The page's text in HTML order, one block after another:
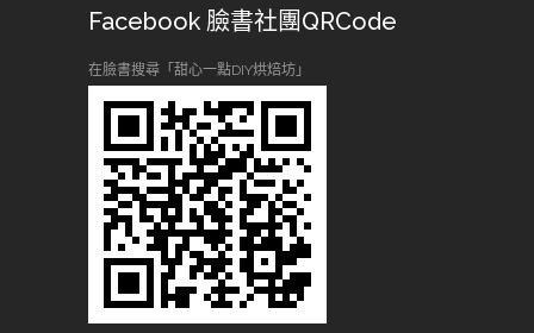
Facebook 臉書社團QRCode
在臉書搜尋「甜心一點DIY烘焙坊」